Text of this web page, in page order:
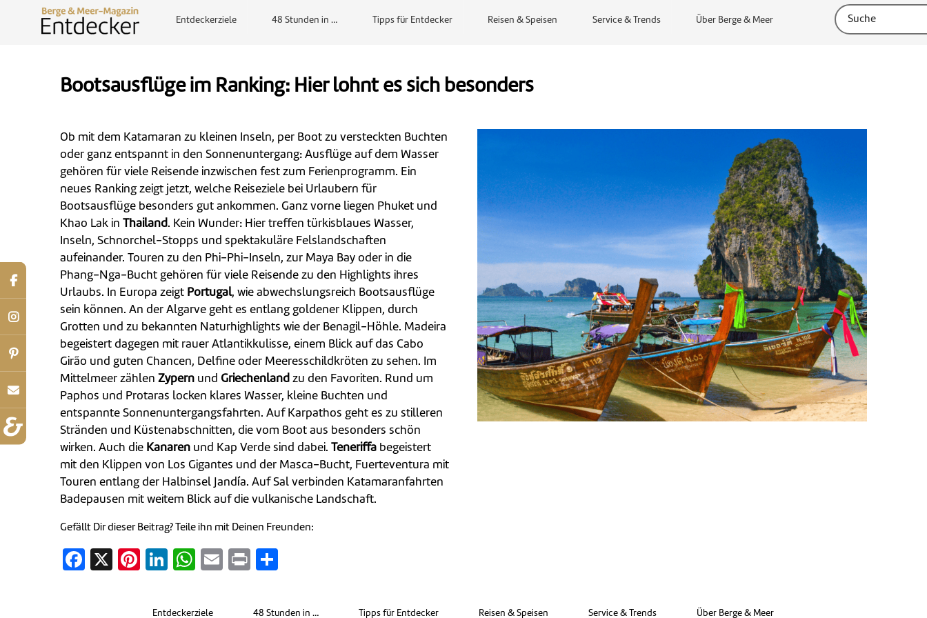
Entdeckerziele 48 Stunden in … Tipps für Entdecker Reisen & Speisen Service & Trends Über Berge & Meer
Bootsausflüge im Ranking: Hier lohnt es sich besonders
Ob mit dem Katamaran zu kleinen Inseln, per Boot zu versteckten Buchten
oder ganz entspannt in den Sonnenuntergang: Ausflüge auf dem Wasser
gehören für viele Reisende inzwischen fest zum Ferienprogramm. Ein
neues Ranking zeigt jetzt, welche Reiseziele bei Urlaubern für
Bootsausflüge besonders gut ankommen. Ganz vorne liegen Phuket und
Khao Lak in Thailand. Kein Wunder: Hier treffen türkisblaues Wasser,
Inseln, Schnorchel-Stopps und spektakuläre Felslandschaften
aufeinander. Touren zu den Phi-Phi-Inseln, zur Maya Bay oder in die
Phang-Nga-Bucht gehören für viele Reisende zu den Highlights ihres
Urlaubs. In Europa zeigt Portugal, wie abwechslungsreich Bootsausflüge
sein können. An der Algarve geht es entlang goldener Klippen, durch
Grotten und zu bekannten Naturhighlights wie der Benagil-Höhle. Madeira
begeistert dagegen mit rauer Atlantikkulisse, einem Blick auf das Cabo
Girão und guten Chancen, Delfine oder Meeresschildkröten zu sehen. Im
Mittelmeer zählen Zypern und Griechenland zu den Favoriten. Rund um
Paphos und Protaras locken klares Wasser, kleine Buchten und
entspannte Sonnenuntergangsfahrten. Auf Karpathos geht es zu stilleren
Stränden und Küstenabschnitten, die vom Boot aus besonders schön
wirken. Auch die Kanaren und Kap Verde sind dabei. Teneriffa begeistert
mit den Klippen von Los Gigantes und der Masca-Bucht, Fuerteventura mit
Touren entlang der Halbinsel Jandía. Auf Sal verbinden Katamaranfahrten
Badepausen mit weitem Blick auf die vulkanische Landschaft.
Gefällt Dir dieser Beitrag? Teile ihn mit Deinen Freunden:
Facebook
X Pinterest
LinkedIn
WhatsApp
EmailPrint
Entdeckerziele 48 Stunden in … Tipps für Entdecker Reisen & Speisen Service & Trends Über Berge & Meer